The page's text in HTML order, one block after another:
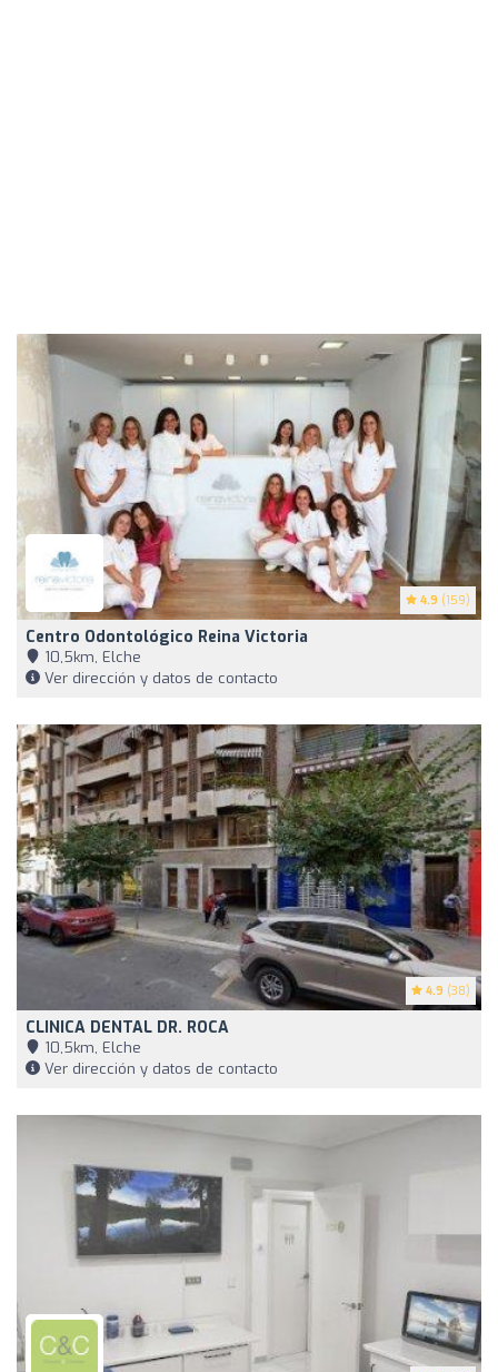
4.9 (159)
Centro Odontológico Reina Victoria
10,5km, Elche
Ver dirección y datos de contacto
4.9 (38)
CLINICA DENTAL DR. ROCA
10,5km, Elche
Ver dirección y datos de contacto